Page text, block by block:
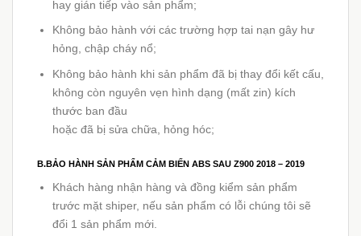
hay gián tiếp vào sản phẩm;
Không bảo hành với các trường hợp tai nạn gây hư
hỏng, chập cháy nổ;
Không bảo hành khi sản phẩm đã bị thay đổi kết cấu,
không còn nguyên vẹn hình dạng (mất zin) kích
thước ban đầu
hoặc đã bị sửa chữa, hỏng hóc;
B.BẢO HÀNH SẢN PHẨM CẢM BIẾN ABS SAU Z900 2018 – 2019
Khách hàng nhận hàng và đồng kiểm sản phẩm
trước mặt shiper, nếu sản phẩm có lỗi chúng tôi sẽ
đổi 1 sản phẩm mới.